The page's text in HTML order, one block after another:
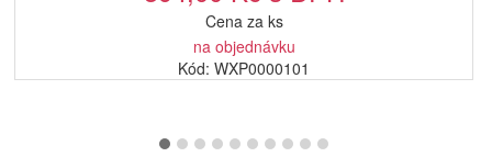
Cena za ks
na objednávku
Kód: WXP0000101